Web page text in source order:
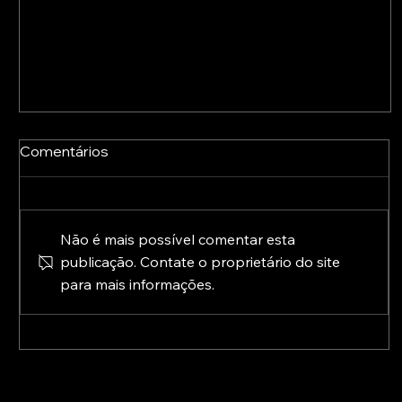
A Europa já está a preparar o pós-2027:
Comentários
Não é mais possível comentar esta
publicação. Contate o proprietário do site
para mais informações.